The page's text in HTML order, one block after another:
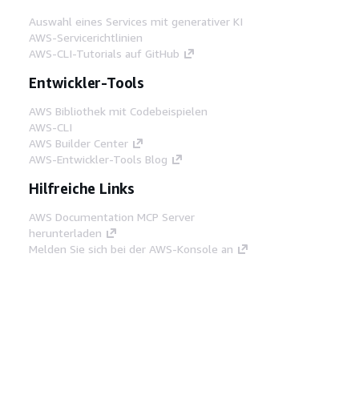
Auswahl eines Services mit generativer KI
AWS-Servicerichtlinien
AWS-CLI-Tutorials auf GitHub
Entwickler-Tools
AWS Bibliothek mit Codebeispielen
AWS-CLI
AWS Builder Center
AWS-Entwickler-Tools Blog
Hilfreiche Links
AWS Documentation MCP Server
herunterladen
Melden Sie sich bei der AWS-Konsole an